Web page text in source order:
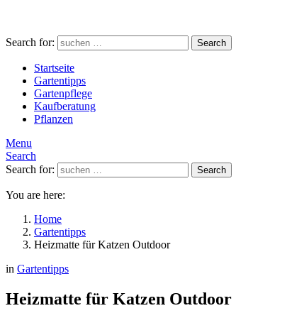
Search for: Search
Startseite
Gartentipps
Gartenpflege
Kaufberatung
Pflanzen
Menu
Search
Search for:
Search
You are here:
Home
Gartentipps
Heizmatte für Katzen Outdoor
in Gartentipps
Heizmatte für Katzen Outdoor